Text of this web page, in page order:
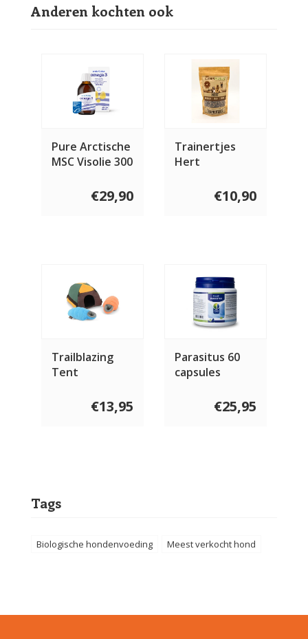
Anderen kochten ook
Pure Arctische
MSC Visolie 300
€29,90
Trainertjes
Hert
€10,90
Trailblazing
Tent
€13,95
Parasitus 60
capsules
€25,95
Tags
Biologische hondenvoeding Meest verkocht hond